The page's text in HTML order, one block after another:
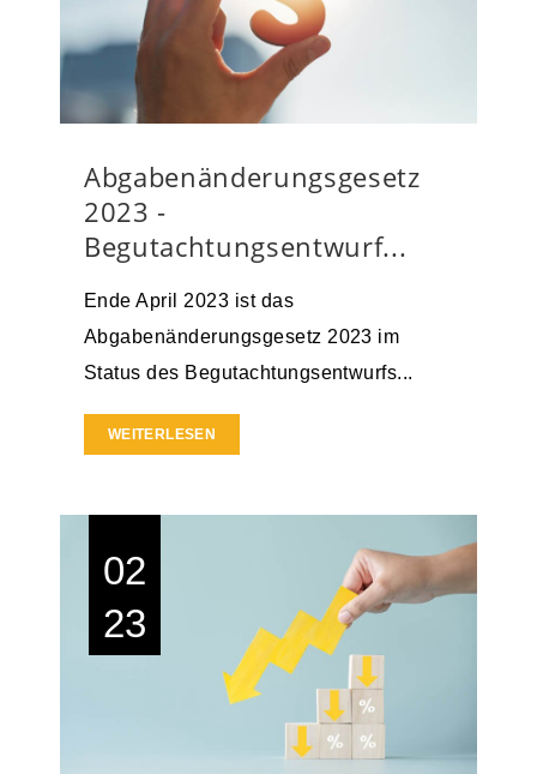
Abgabenänderungsgesetz
2023 -
Begutachtungsentwurf...
Ende April 2023 ist das
Abgabenänderungsgesetz 2023 im
Status des Begutachtungsentwurfs...
WEITERLESEN
02
23